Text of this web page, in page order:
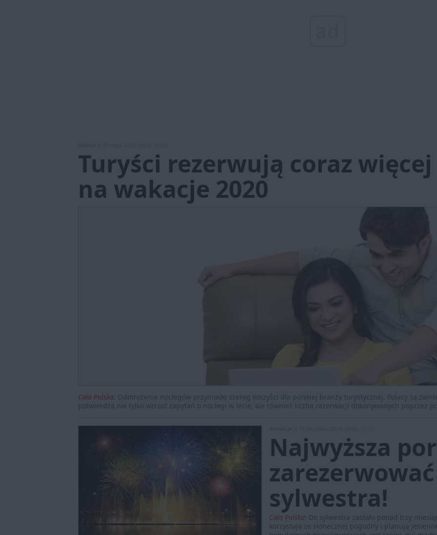
Turyści rezerwują coraz
na wakacje 2020
Cała Polska Odmrożenie noclegów przyniosło szereg korzyści dla polskiej branży turystycznej. Polacy są
potwierdza nie tylko wzrost zapytań o noclegi w lecie, ale również liczba rezerwacji dokonywanych poprzez
Najwyższa
sylwestra!
Cała Polska Do sylwestra zastało ponad trzy
korzystają ze słonecznej pogodny i planują